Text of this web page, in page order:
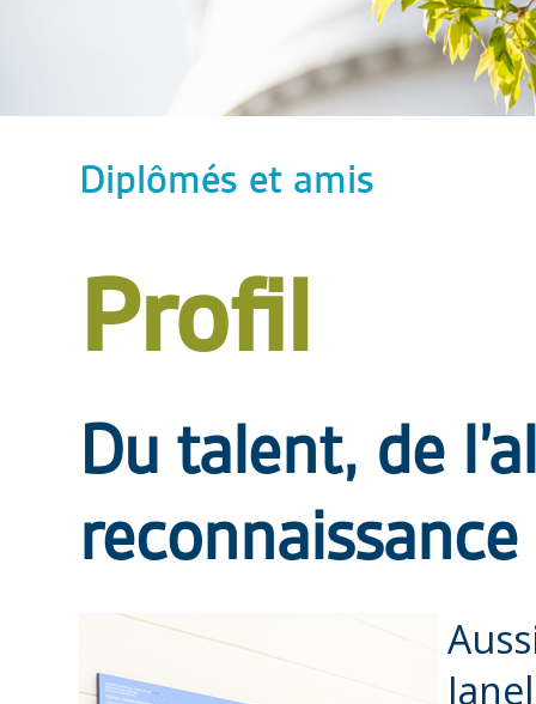
Diplômés et amis
Profil
Du talent, de
reconnaissance